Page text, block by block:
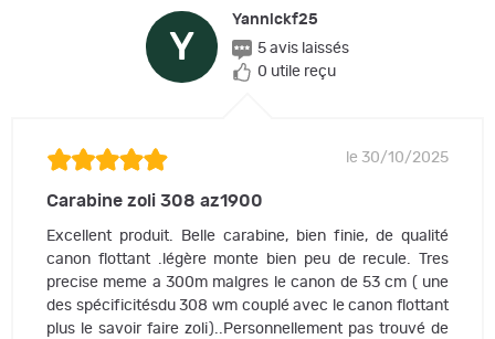
Y
Yannickf25
5 avis laissés
0 utile reçu
le 30/10/2025
Carabine zoli 308 az1900
Excellent produit. Belle carabine, bien finie, de qualité
canon flottant .légère monte bien peu de recule. Tres
precise meme a 300m malgres le canon de 53 cm ( une
des spécificitésdu 308 wm couplé avec le canon flottant
plus le savoir faire zoli)..Personnellement pas trouvé de